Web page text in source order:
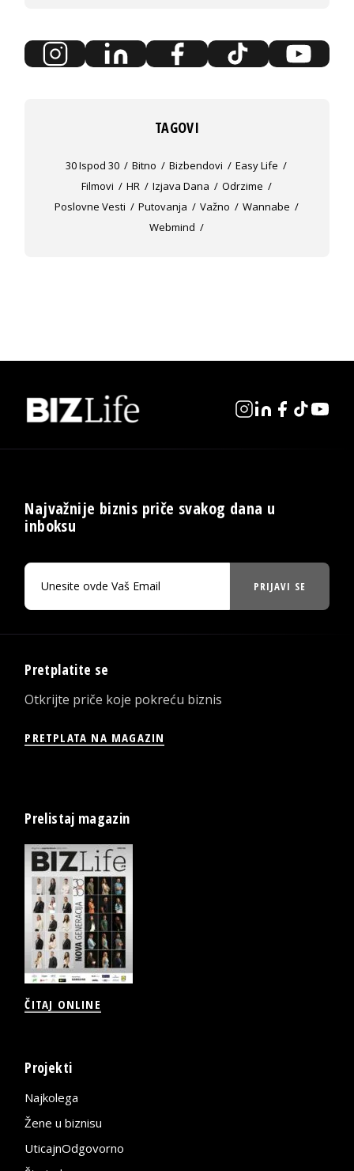
TAGOVI
30 Ispod 30 Bitno Bizbendovi
Easy Life
Filmovi
HR Izjava Dana
Odrzime
Poslovne Vesti
Putovanja Važno
Wannabe
Webmind
Najvažnije biznis priče svakog dana u
inboksu
PRIJAVI SE
Pretplatite se
Otkrijte priče koje pokreću biznis
PRETPLATA NA MAGAZIN
Prelistaj magazin
ČITAJ ONLINE
Projekti
Najkolega
Žene u biznisu
UticajnOdgovorno